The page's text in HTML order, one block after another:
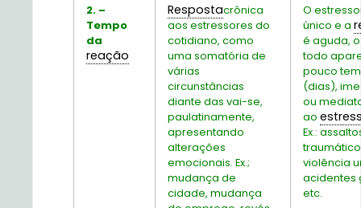
2. –
Tempo
da
reação
Respostacrônica
aos estressores do
cotidiano, como
uma somatória de
várias
circunstâncias
diante das vai-se,
paulatinamente,
apresentando
alterações
emocionais. Ex.;
mudança de
cidade, mudança
O
único e a
é aguda,
todo
pouco
(dias),
ou
ao
Ex.:
violência
acidentes
etc.